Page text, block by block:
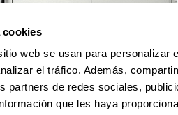
cookies
web se usan para personalizar
el tráfico. Además,
partners de redes sociales,
que les haya